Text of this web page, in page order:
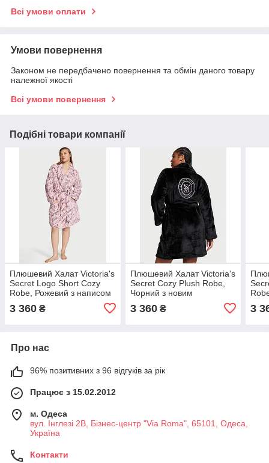
Всі умови оплати
Умови повернення
Законом не передбачено повернення та обмін даного товару
належної якості
Всі умови повернення
Подібні товари компанії
Плюшевий Халат Victoria's
Secret Logo Short Cozy
Robe, Рожевий з написом
3 360 ₴
Плюшевий Халат Victoria's
Secret Cozy Plush Robe,
Чорний з новим
3 360₴ 3
Про нас
96% позитивних з 96 відгуків за рік
Працює з 15.02.2012
м. Одеса
вул. Інглезі 2В, Бізнес-центр "Via Roma", 65101, Одеса,
Україна
Контакти